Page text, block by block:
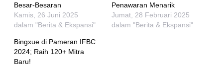
Besar-Besaran
Kamis, 26 Juni 2025
dalam "Berita & Ekspansi"
Penawaran Menarik
Jumat, 28 Februari 2025
dalam "Berita & Ekspansi"
Bingxue di Pameran IFBC
2024; Raih 120+ Mitra
Baru!